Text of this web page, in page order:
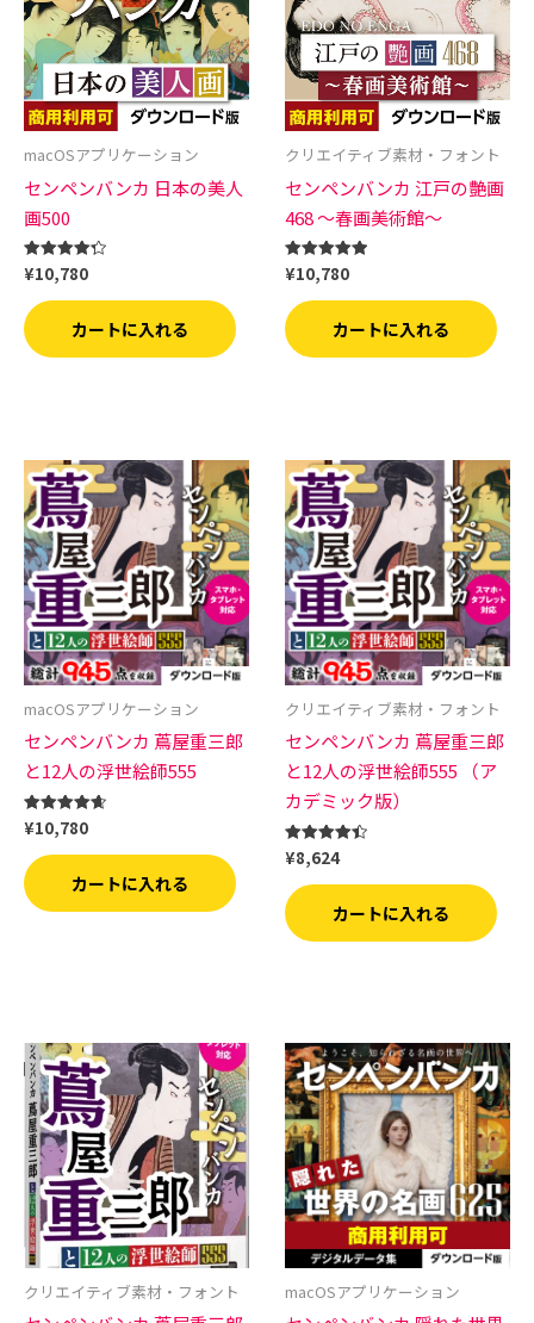
macOSアプリケーション
センペンバンカ 日本の美人
画500
5段階中
4.33
の評価
¥10,780
カートに入れる
クリエイティブ素材・フォント
センペンバンカ 江戸の艶画
468 〜春画美術館〜
5段階中
5.00
の評価
¥10,780
カートに入れる
macOSアプリケーション
センペンバンカ 蔦屋重三郎
と12人の浮世絵師555
5段階中
4.67
の評価
¥10,780
カートに入れる
クリエイティブ素材・フォント
センペンバンカ 蔦屋重三郎
と12人の浮世絵師555 （ア
カデミック版）
5段階中
4.50
の評価
¥8,624
カートに入れる
クリエイティブ素材・フォント macOSアプリケーション